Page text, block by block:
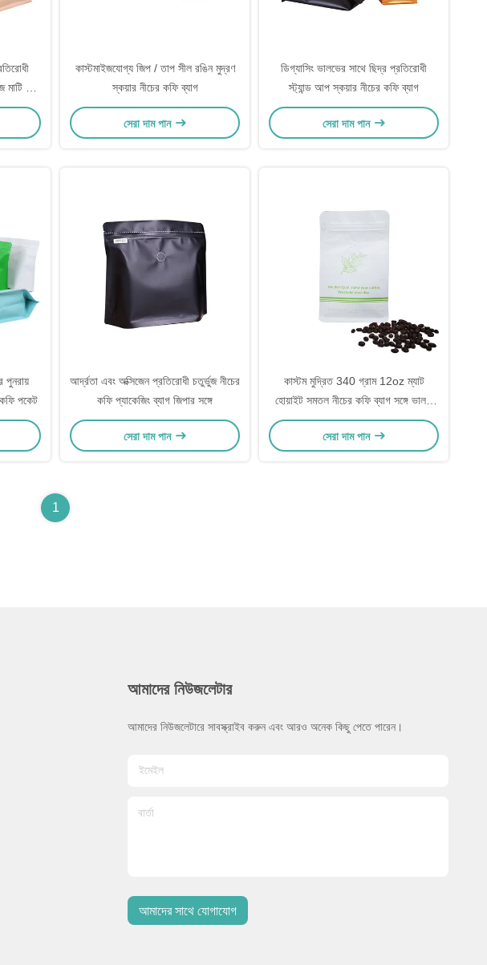
কফি
কাস্টমাইজযোগ্য জিপ / তাপ সীল রঙিন মুদ্রণ
স্কয়ার নীচের কফি ব্যাগ
সেরা দাম পান
ডিগ্যাসিং ভালভের সাথে ছিদ্র প্রতিরোধী
স্ট্যান্ড আপ স্কয়ার নীচের কফি ব্যাগ
সেরা দাম পান
পুনরায়
পকেট
আর্দ্রতা এবং অক্সিজেন প্রতিরোধী চতুর্ভুজ নীচের
কফি প্যাকেজিং ব্যাগ জিপার সঙ্গে
সেরা দাম পান
কাস্টম মুদ্রিত 340 গ্রাম 12oz ম্যাট
হোয়াইট সমতল নীচের কফি ব্যাগ সঙ্গে ভালভ
সামনের ছিঁড়ে বন্ধ Ziplock
সেরা দাম পান
1
আমাদের নিউজলেটার
আমাদের নিউজলেটারে সাবস্ক্রাইব করুন এবং আরও অনেক কিছু পেতে পারেন।
আমাদের সাথে যোগাযোগ